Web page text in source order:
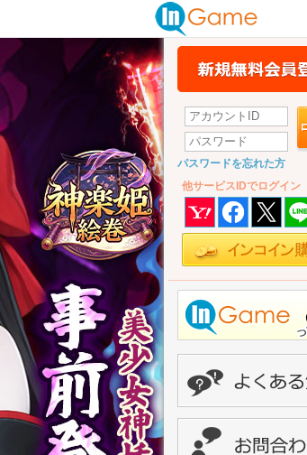
パスワードを忘れた方
他サービスIDでログイン